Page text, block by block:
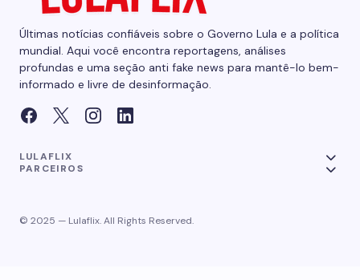
Últimas notícias confiáveis sobre o Governo Lula e a política
mundial. Aqui você encontra reportagens, análises
profundas e uma seção anti fake news para mantê-lo bem-
informado e livre de desinformação.
LULAFLIX
PARCEIROS
© 2025 — Lulaflix. All Rights Reserved.